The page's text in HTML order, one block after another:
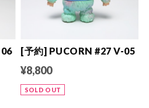
[予約] PUCORN #27 V-05
¥8,800
SOLD OUT